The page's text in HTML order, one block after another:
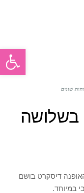
שונים
בשלושה
דיסקרט בושם
במיוחד.
פתח